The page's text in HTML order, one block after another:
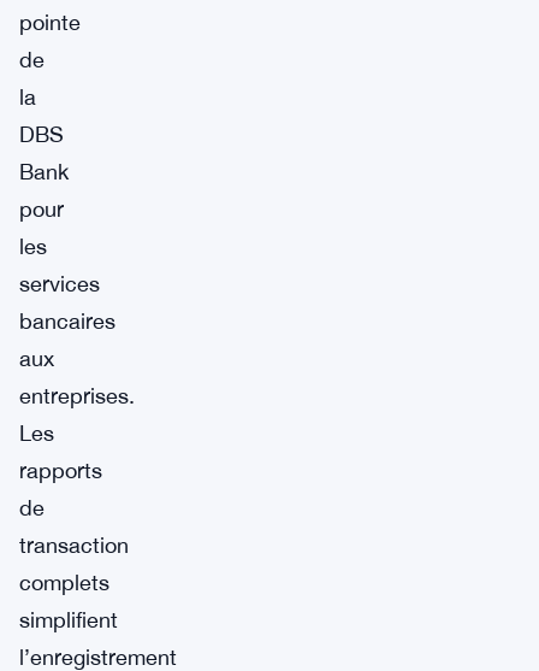
pointe
de
la
DBS
Bank
pour
les
services
bancaires
aux
entreprises.
Les
rapports
de
transaction
complets
simplifient
l’enregistrement